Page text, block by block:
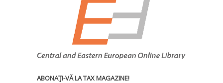
ABONAŢI-VĂ LA TAX MAGAZINE!